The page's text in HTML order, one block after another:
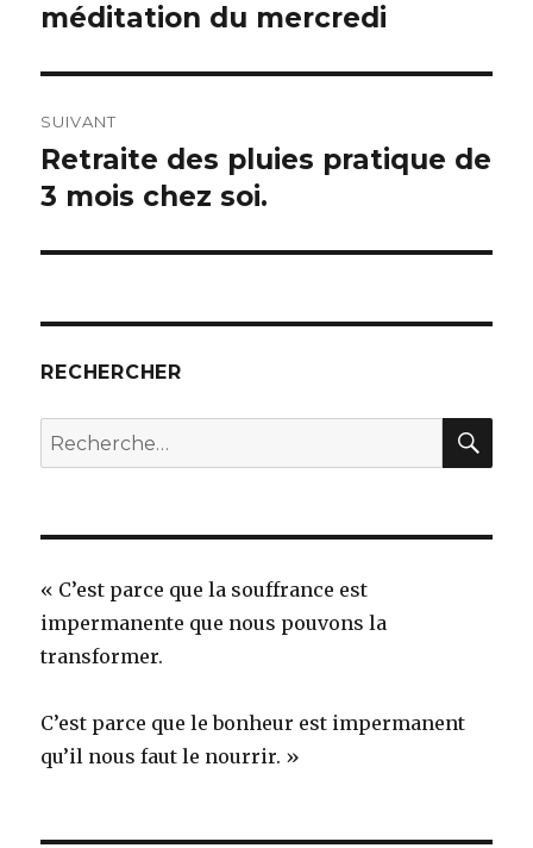
l’article
précédent :
méditation du mercredi
SUIVANT
Article
suivant :
Retraite des pluies pratique de
3 mois chez soi.
RECHERCHER
Recherche
pour
« C’est parce que la souffrance est
impermanente que nous pouvons la
transformer.
C’est parce que le bonheur est impermanent
qu’il nous faut le nourrir. »